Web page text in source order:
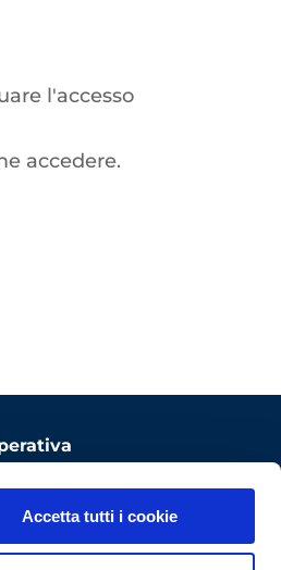
Accetta tutti i cookie
l'accesso
accedere.
2 – 22074 Lomazzo